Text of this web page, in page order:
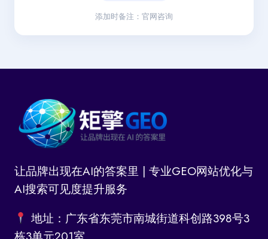
添加时备注：官网咨询
让品牌出现在AI的答案里 | 专业GEO网站优化与
AI搜索可见度提升服务
地址：广东省东莞市南城街道科创路398号3